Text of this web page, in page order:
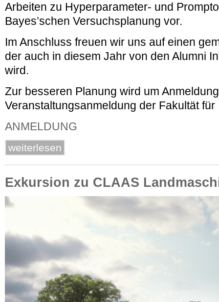
Arbeiten zu Hyperparameter- und
Bayes’schen Versuchsplanung vor.
Im Anschluss freuen wir uns auf einen
der auch in diesem Jahr von den Alumni
wird.
Zur besseren Planung wird um
Veranstaltungsanmeldung der Fakultät
ANMELDUNG
weiterlesen
Exkursion zu CLAAS